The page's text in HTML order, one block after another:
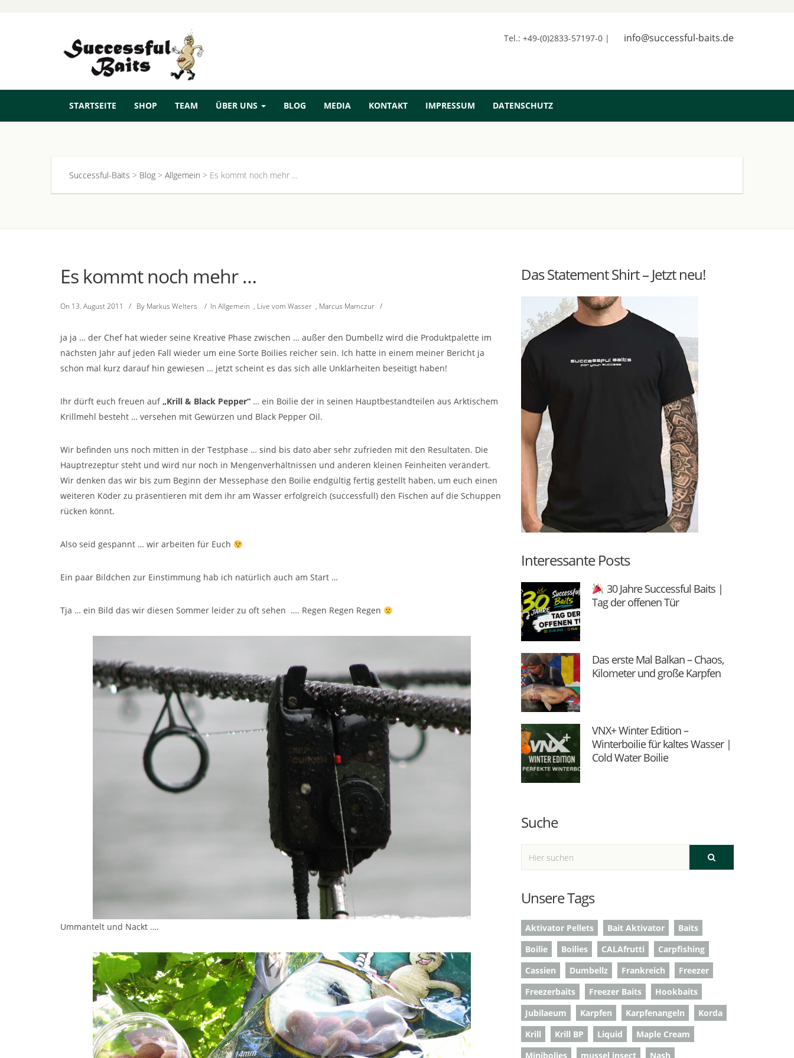
Tel.: +49-(0)2833-57197-0 | info@successful-baits.de
STARTSEITE SHOP TEAM ÜBER UNS BLOG MEDIA KONTAKT IMPRESSUM DATENSCHUTZ
Successful-Baits > Blog > Allgemein > Es kommt noch mehr …
Es kommt noch mehr …
On 13. August 2011 / By Markus Welters / In Allgemein , Live vom Wasser , Marcus Mamczur /
ja ja … der Chef hat wieder seine Kreative Phase zwischen … außer den Dumbellz wird die Produktpalette im
nächsten Jahr auf jeden Fall wieder um eine Sorte Boilies reicher sein. Ich hatte in einem meiner Bericht ja
schon mal kurz darauf hin gewiesen … jetzt scheint es das sich alle Unklarheiten beseitigt haben!
Ihr dürft euch freuen auf„Krill & Black Pepper“ … ein Boilie der in seinen Hauptbestandteilen aus Arktischem
Krillmehl besteht … versehen mit Gewürzen und Black Pepper Oil.
Wir befinden uns noch mitten in der Testphase … sind bis dato aber sehr zufrieden mit den Resultaten. Die
Hauptrezeptur steht und wird nur noch in Mengenverhältnissen und anderen kleinen Feinheiten verändert.
Wir denken das wir bis zum Beginn der Messephase den Boilie endgültig fertig gestellt haben, um euch einen
weiteren Köder zu präsentieren mit dem ihr am Wasser erfolgreich (successfull) den Fischen auf die Schuppen
rücken könnt.
Also seid gespannt … wir arbeiten für Euch
Ein paar Bildchen zur Einstimmung hab ich natürlich auch am Start …
Tja … ein Bild das wir diesen Sommer leider zu oft sehen …. Regen Regen Regen
Ummantelt und Nackt ….
Das Statement Shirt – Jetzt neu!
Interessante Posts
30 Jahre Successful Baits |
Tag der offenen Tür
Das erste Mal Balkan – Chaos,
Kilometer und große Karpfen
VNX+ Winter Edition –
Winterboilie für kaltes Wasser |
Cold Water Boilie
Suche
Unsere Tags
Aktivator Pellets Bait Aktivator
Baits
Boilie
Boilies CALAfrutti
Carpfishing
Cassien
Dumbellz Frankreich
Freezer
Freezerbaits
Freezer Baits
Hookbaits
Jubilaeum
Karpfen Karpfenangeln
Korda
Krill
Krill BP Liquid
Maple Cream
Minibolies
mussel insect Nash